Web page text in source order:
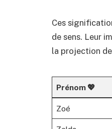
Ces
de sens. Leur
la projection
Prénom 💖
Zoé